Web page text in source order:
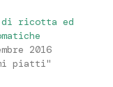
di ricotta ed
2016
piatti"